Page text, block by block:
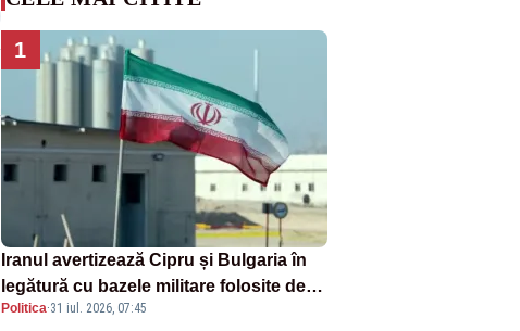
1
Iranul avertizează Cipru și Bulgaria în
legătură cu bazele militare folosite de
SUA
Politica·31 iul. 2026, 07:45